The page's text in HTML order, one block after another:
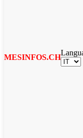
MESINFOS.CH